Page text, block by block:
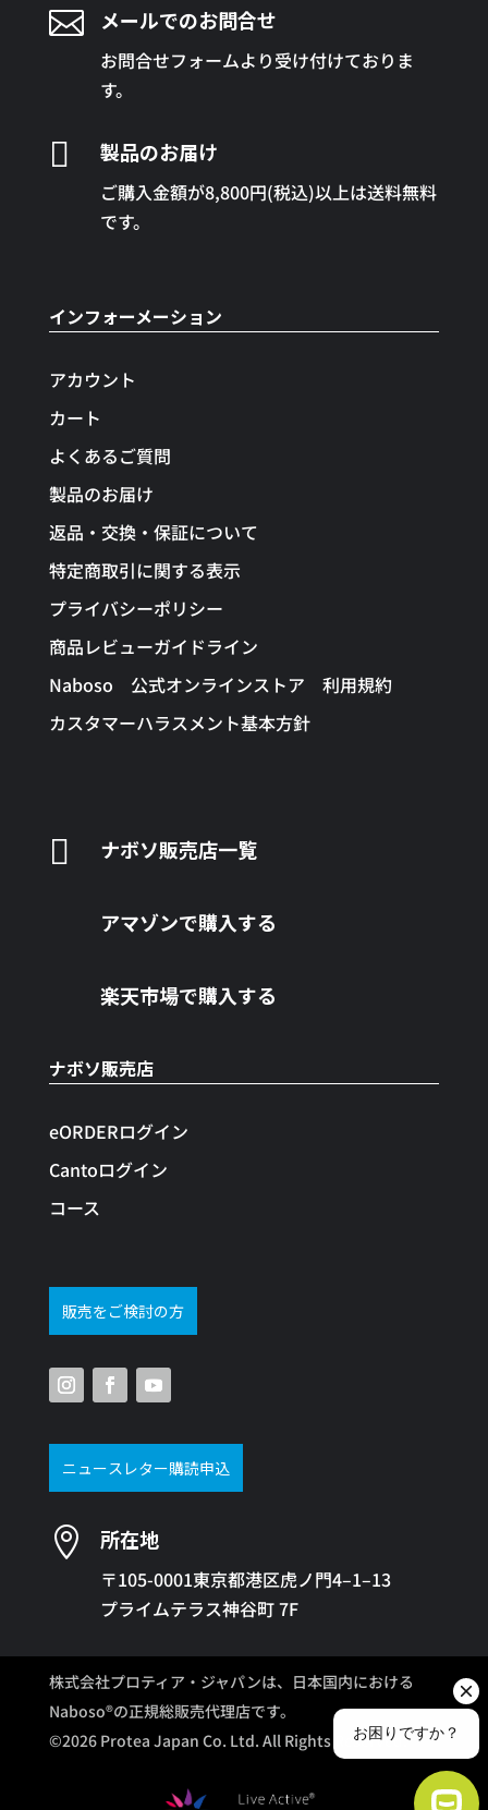
 メールでのお問合せ
お問合せフォームより受け付けておりま
す。
 製品のお届け
ご購入金額が8,800円(税込)以上は送料無料
です。
インフォーメーション
アカウント
カート
よくあるご質問
製品のお届け
返品・交換・保証について
特定商取引に関する表示
プライバシーポリシー
商品レビューガイドライン
Naboso 公式オンラインストア 利用規約
カスタマーハラスメント基本方針
 ナボソ販売店一覧
アマゾンで購入する
楽天市場で購入する
ナボソ販売店
eORDERログイン
Cantoログイン
コース
販売をご検討の方
ニュースレター購読申込
 所在地
〒105-0001東京都港区虎ノ門4–1–13
プライムテラス神谷町 7F
株式会社プロティア・ジャパンは、日本国内における
Naboso®の正規総販売代理店です。
©2026 Protea Japan Co. Ltd. All Rights Reserved.